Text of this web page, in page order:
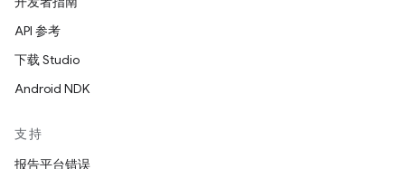
API 参考
下载 Studio
Android NDK
支持
报告平台错误